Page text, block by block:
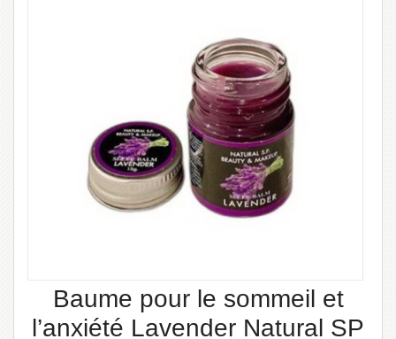
Baume pour le sommeil et
l’anxiété Lavender Natural SP